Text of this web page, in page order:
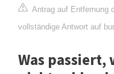
Antrag auf Entfernung
vollständige Antwort auf
Was passiert,